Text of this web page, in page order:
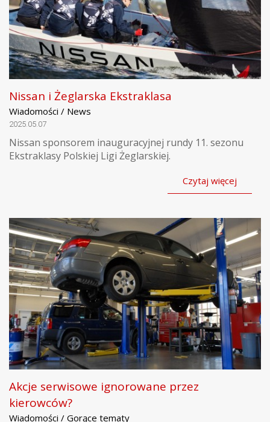
Nissan i Żeglarska Ekstraklasa
Wiadomości / News
2025.05.07
Nissan sponsorem inauguracyjnej rundy 11. sezonu
Ekstraklasy Polskiej Ligi Żeglarskiej.
Czytaj więcej
Akcje serwisowe ignorowane przez
kierowców?
Wiadomości / Gorące tematy